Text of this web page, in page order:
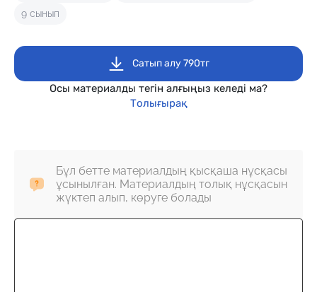
9 сынып
Сатып алу 790тг
Осы материалды тегін алғыңыз келеді ма?
Толығырақ
Бұл бетте материалдың қысқаша нұсқасы
ұсынылған. Материалдың толық нұсқасын
жүктеп алып, көруге болады